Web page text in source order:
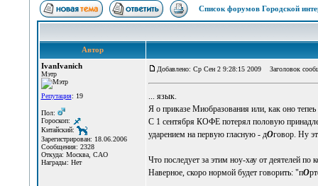
Список форумов Городской
Автор
IvanIvanich
Мэтр
Репутация: 19
Пол:
Гороскоп:
Китайский:
Зарегистрирован: 18.06.2006
Сообщения: 2328
Откуда: Москва, САО
Награды: Нет
Добавлено: Ср Сен 2 9:28:15 2009 Заголовок
... язык.
Я о приказе Миобразования или, как оно
С 1 сентября КОФЕ потерял половую
ударением на первую гласную - дОговор. Ну
Что последует за этим ноу-хау от деятелей по
Наверное, скоро нормой будет говорить: "пО